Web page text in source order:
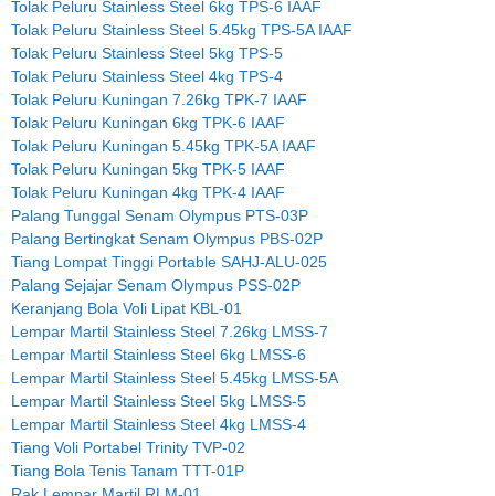
Tolak Peluru Stainless Steel 6kg TPS-6 IAAF
Tolak Peluru Stainless Steel 5.45kg TPS-5A IAAF
Tolak Peluru Stainless Steel 5kg TPS-5
Tolak Peluru Stainless Steel 4kg TPS-4
Tolak Peluru Kuningan 7.26kg TPK-7 IAAF
Tolak Peluru Kuningan 6kg TPK-6 IAAF
Tolak Peluru Kuningan 5.45kg TPK-5A IAAF
Tolak Peluru Kuningan 5kg TPK-5 IAAF
Tolak Peluru Kuningan 4kg TPK-4 IAAF
Palang Tunggal Senam Olympus PTS-03P
Palang Bertingkat Senam Olympus PBS-02P
Tiang Lompat Tinggi Portable SAHJ-ALU-025
Palang Sejajar Senam Olympus PSS-02P
Keranjang Bola Voli Lipat KBL-01
Lempar Martil Stainless Steel 7.26kg LMSS-7
Lempar Martil Stainless Steel 6kg LMSS-6
Lempar Martil Stainless Steel 5.45kg LMSS-5A
Lempar Martil Stainless Steel 5kg LMSS-5
Lempar Martil Stainless Steel 4kg LMSS-4
Tiang Voli Portabel Trinity TVP-02
Tiang Bola Tenis Tanam TTT-01P